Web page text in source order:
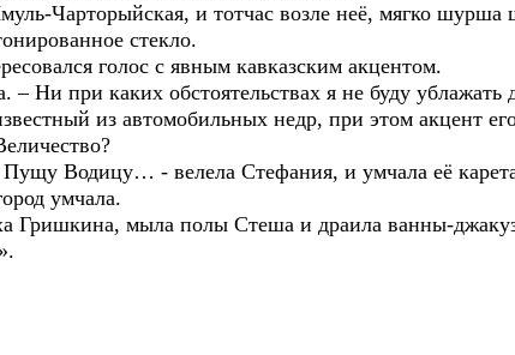
Чарторыйская, и тотчас возле неё, мягко
стекло.
голос с явным кавказским акцентом.
– Ни при каких обстоятельствах я не буду ублажать
из автомобильных недр, при этом акцент
Пущу Водицу… - велела Стефания, и умчала её
умчала.
Гришкина, мыла полы Стеша и драила ванны-